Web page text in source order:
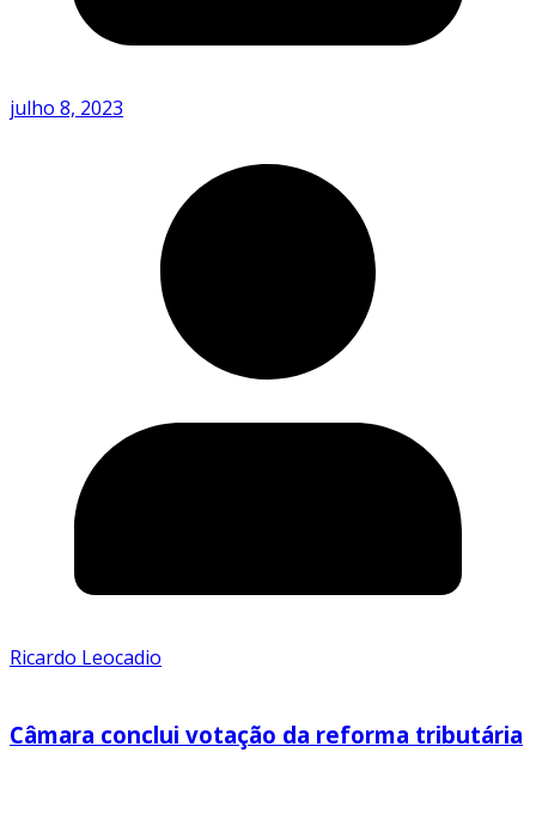
julho 8, 2023
Ricardo Leocadio
Câmara conclui votação da reforma tributária